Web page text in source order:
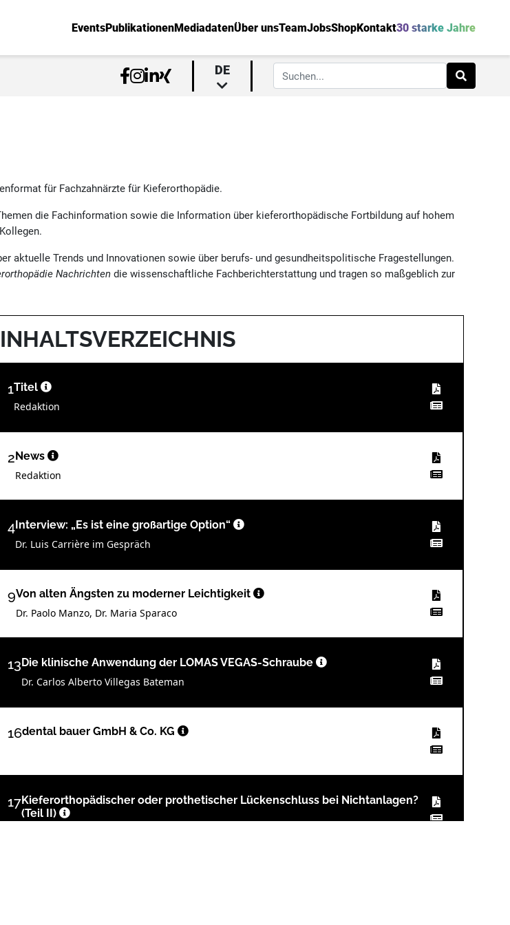
EventsPublikationenMediadatenÜber unsTeamJobsShopKontakt30 starke Jahre
DE
für Fachzahnärzte für Kieferorthopädie.
die Fachinformation sowie die Information über kieferorthopädische Fortbildung auf hohem
aktuelle Trends und Innovationen sowie über berufs- und gesundheitspolitische Fragestellungen.
Nachrichten die wissenschaftliche Fachberichterstattung und tragen so maßgeblich zur
INHALTSVERZEICHNIS
1Titel
Redaktion
2News
Redaktion
4Interview: „Es ist eine großartige Option“
Dr. Luis Carrière im Gespräch
9Von alten Ängsten zu moderner Leichtigkeit
Dr. Paolo Manzo, Dr. Maria Sparaco
13Die klinische Anwendung der LOMAS VEGAS-Schraube
Dr. Carlos Alberto Villegas Bateman
16dental bauer GmbH & Co. KG
17Kieferorthopädischer oder prothetischer Lückenschluss bei Nichtanlagen?
(Teil II)